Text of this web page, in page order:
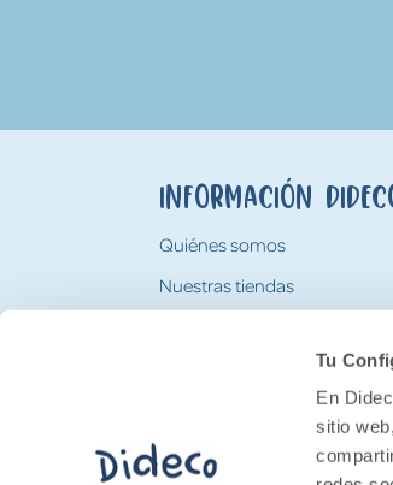
Tu
En
sitio
Información
Quiénes somos
Nuestras tiendas
Tarjeta Regalo Dideco